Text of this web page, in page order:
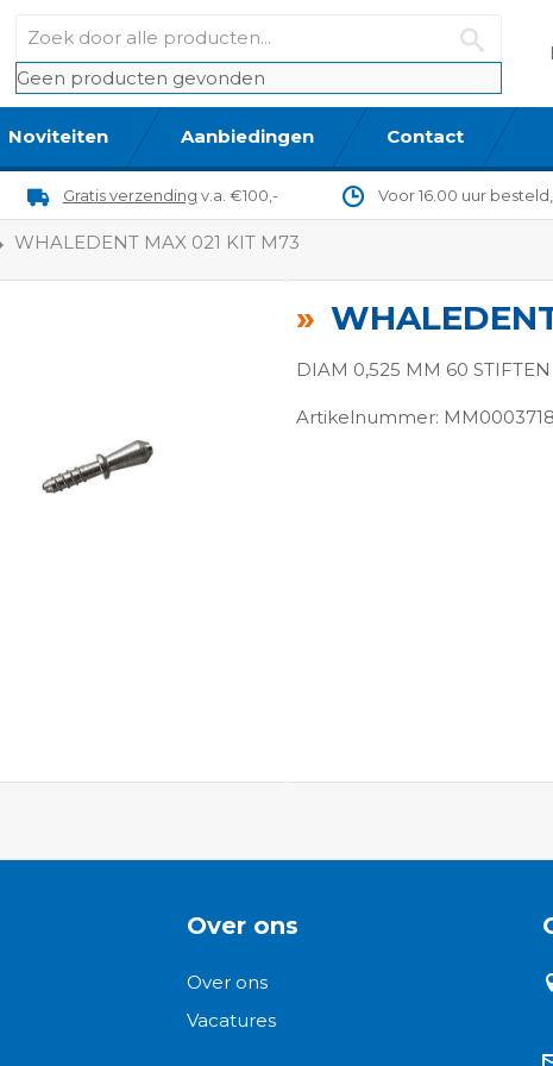
Geen producten gevonden
Noviteiten Aanbiedingen Contact
Gratis verzending v.a. €100,- Voor 16.00 uur
WHALEDENT MAX 021 KIT M73
DIAM 0,525 MM 60 STIFTEN
Artikelnummer:
Over ons
Over ons
Vacatures